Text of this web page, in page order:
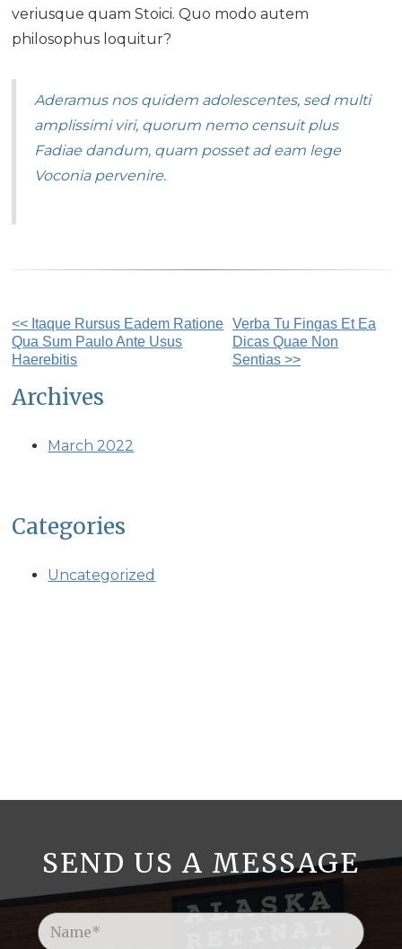
veriusque quam Stoici. Quo modo autem
philosophus loquitur?
Aderamus nos quidem adolescentes, sed multi
amplissimi viri, quorum nemo censuit plus
Fadiae dandum, quam posset ad eam lege
Voconia pervenire.
Other
Posts
<< Itaque Rursus Eadem Ratione
Qua Sum Paulo Ante Usus
Haerebitis
Verba Tu Fingas Et Ea
Dicas Quae Non
Sentias >>
Archives
March 2022
Categories
Uncategorized
SEND US A MESSAGE